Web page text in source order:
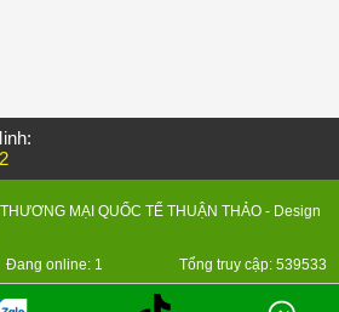
MẠI QUỐC TẾ THUẬN THẢO - Design
Đang online: 1
Tổng truy cập: 539533